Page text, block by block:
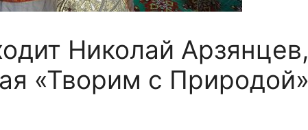
Николай Арзянцев,
«Творим с Природой»